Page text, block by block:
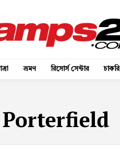
ভ্রমণ রিসোর্স সেন্টার চাকরি
Porterfield